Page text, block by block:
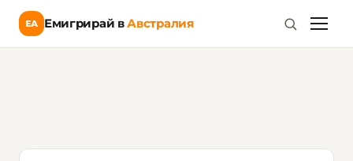
ЕА Емигрирай вАвстралия